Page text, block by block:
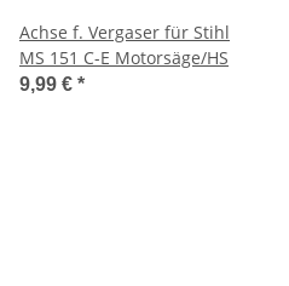
Achse f. Vergaser für Stihl
MS 151 C-E Motorsäge/HS
9,99 € *